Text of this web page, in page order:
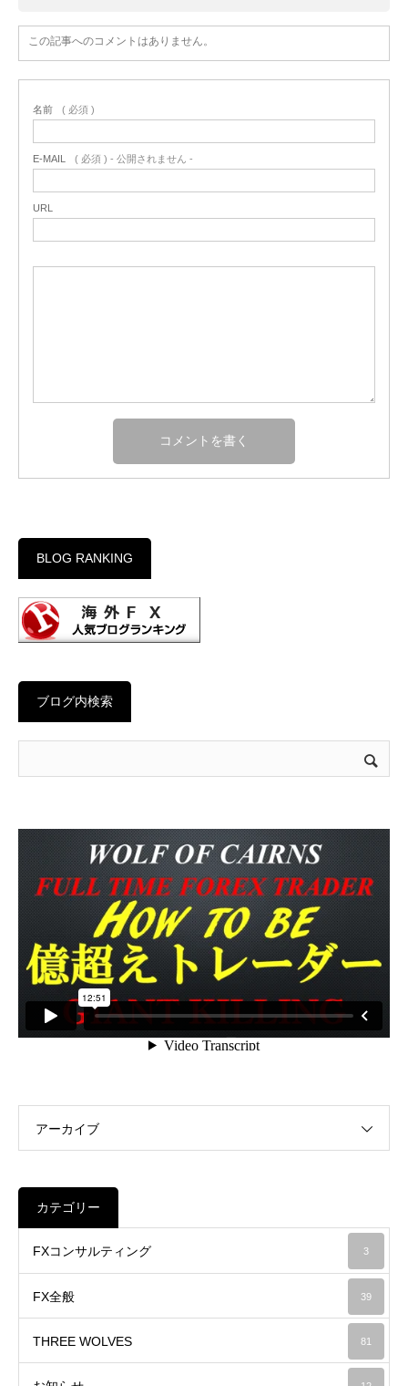
この記事へのコメントはありません。
名前 ( 必須 )
E-MAIL ( 必須 ) - 公開されません -
URL
BLOG RANKING
ブログ内検索
アーカイブ
カテゴリー
FXコンサルティング 3
FX全般 39
THREE WOLVES 81